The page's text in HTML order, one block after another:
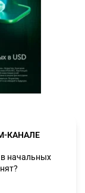
КАНАЛЕ
начальных